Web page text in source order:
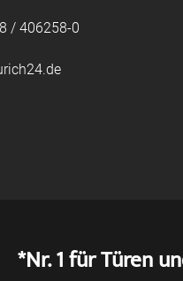
/ 406258-0
*Nr. 1 für Türen